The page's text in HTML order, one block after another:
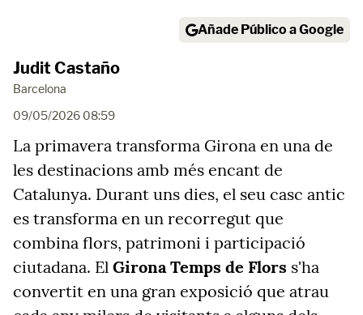
Añade Público a Google
Judit Castaño
Barcelona
09/05/2026 08:59
La primavera transforma Girona en una de
les destinacions amb més encant de
Catalunya. Durant uns dies, el seu casc antic
es transforma en un recorregut que
combina flors, patrimoni i participació
ciutadana. El Girona Temps de Flors s'ha
convertit en una gran exposició que atrau